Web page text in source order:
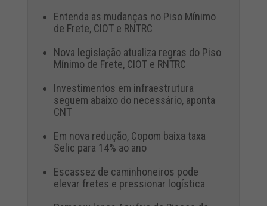
Entenda as mudanças no Piso Mínimo
de Frete, CIOT e RNTRC
Nova legislação atualiza regras do Piso
Mínimo de Frete, CIOT e RNTRC
Investimentos em infraestrutura
seguem abaixo do necessário, aponta
CNT
Em nova redução, Copom baixa taxa
Selic para 14% ao ano
Escassez de caminhoneiros pode
elevar fretes e pressionar logística